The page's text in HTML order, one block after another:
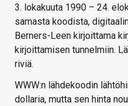
3. lokakuuta 1990 – 24.
samasta koodista,
Berners-Leen kirjoittama
kirjoittamisen tunnelmiin.
riviä.
WWW:n lähdekoodin
dollaria, mutta sen hinta